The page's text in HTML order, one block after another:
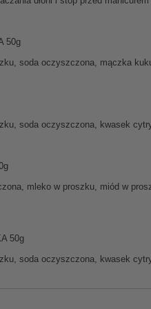
50g
soda oczyszczona, mączka
soda oczyszczona, kwasek
mleko w proszku, miód w
50g
soda oczyszczona, kwasek